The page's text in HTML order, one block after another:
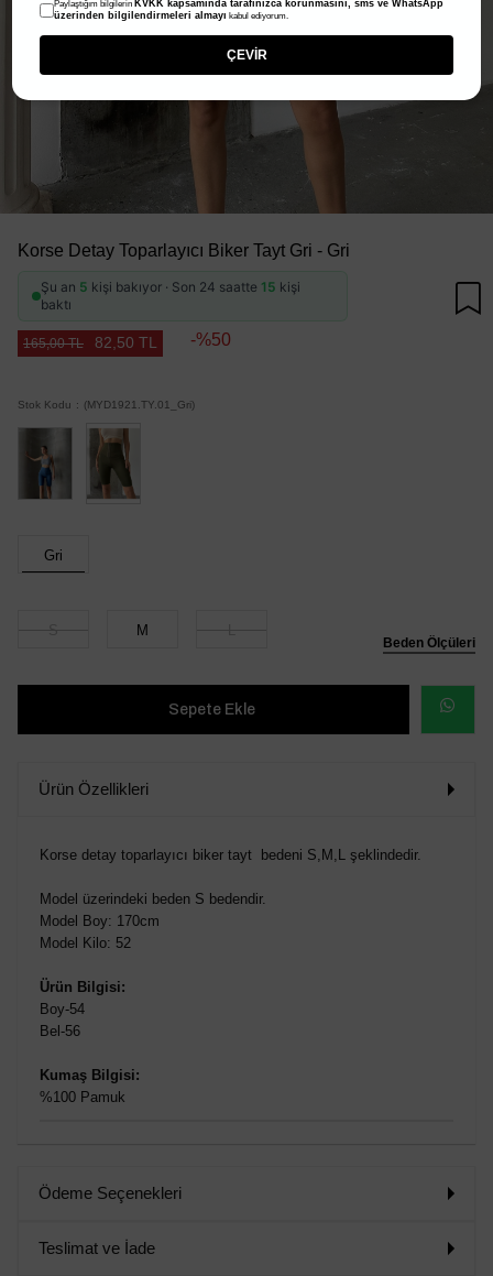
Korse Detay Toparlayıcı Biker Tayt Gri - Gri
Şu an 5 kişi bakıyor · Son 24 saatte 15 kişi
baktı
165,00 TL 82,50 TL 50
Stok Kodu (MYD1921.TY.01_Gri)
Beden Ölçüleri
Gri
M
SİPARİŞ
Ürün Özellikleri
Korse detay toparlayıcı biker tayt bedeni S,M,L şeklindedir.
Model üzerindeki beden S bedendir.
Model Boy: 170cm
Model Kilo: 52
Ürün Bilgisi:
Boy-54
Bel-56
Kumaş Bilgisi:
%100 Pamuk
Ödeme Seçenekleri
Teslimat ve İade
Paylaştığım bilgilerin KVKK kapsamında tarafınızca korunmasını, sms ve WhatsApp
üzerinden bilgilendirmeleri almayı kabul ediyorum.
ÇEVİR